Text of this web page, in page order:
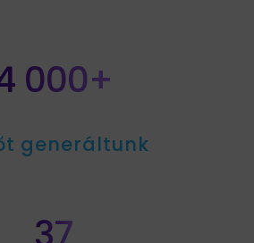
000+
generáltunk